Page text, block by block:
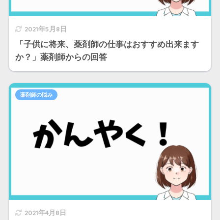
2021年5月8日
「子供に将来、薬剤師の仕事はおすすめ出来ます
か？」薬剤師からの回答
2021年4月8日
薬剤師の悩み